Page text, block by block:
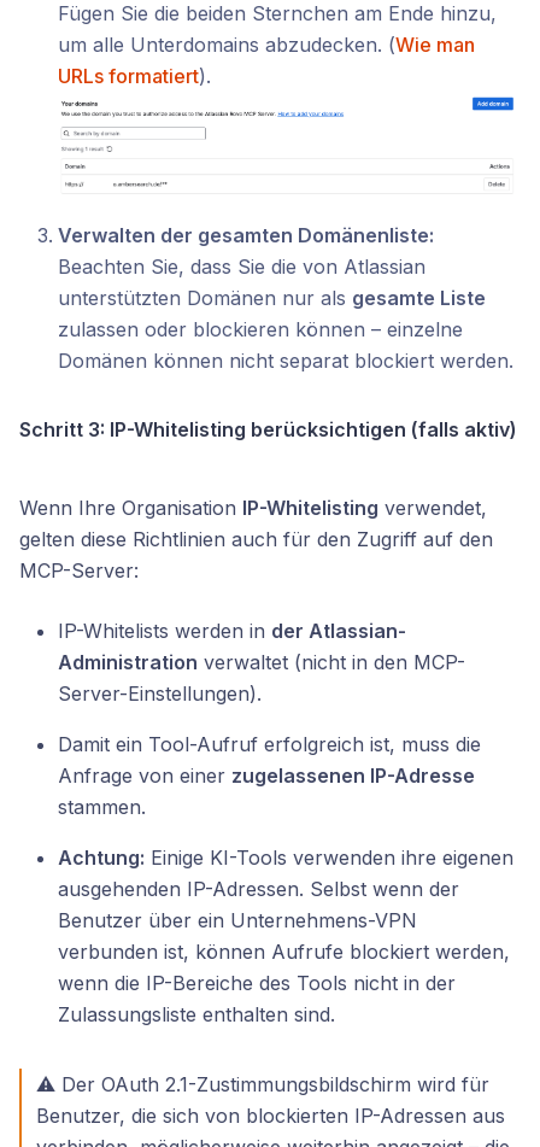
Fügen Sie die beiden Sternchen am Ende hinzu,
um alle Unterdomains abzudecken. (Wie man
URLs formatiert).
Verwalten der gesamten Domänenliste:
Beachten Sie, dass Sie die von Atlassian
unterstützten Domänen nur als gesamte Liste
zulassen oder blockieren können – einzelne
Domänen können nicht separat blockiert werden.
Schritt 3: IP-Whitelisting berücksichtigen (falls aktiv)
Wenn Ihre Organisation IP-Whitelisting verwendet,
gelten diese Richtlinien auch für den Zugriff auf den
MCP-Server:
IP-Whitelists werden in der Atlassian-
Administration verwaltet (nicht in den MCP-
Server-Einstellungen).
Damit ein Tool-Aufruf erfolgreich ist, muss die
Anfrage von einer zugelassenen IP-Adresse
stammen.
Achtung: Einige KI-Tools verwenden ihre eigenen
ausgehenden IP-Adressen. Selbst wenn der
Benutzer über ein Unternehmens-VPN
verbunden ist, können Aufrufe blockiert werden,
wenn die IP-Bereiche des Tools nicht in der
Zulassungsliste enthalten sind.
⚠️ Der OAuth 2.1-Zustimmungsbildschirm wird für
Benutzer, die sich von blockierten IP-Adressen aus